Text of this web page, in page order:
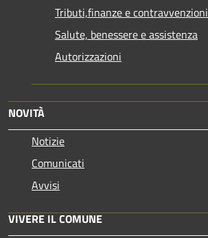
Tributi,finanze e contravvenzioni
Salute, benessere e assistenza
Autorizzazioni
NOVITÀ
Notizie
Comunicati
Avvisi
VIVERE IL COMUNE